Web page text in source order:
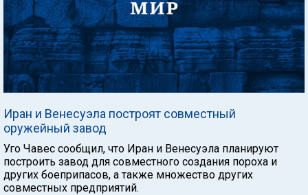
Иран и Венесуэла построят совместный
оружейный завод
Уго Чавес сообщил, что Иран и Венесуэла планируют
построить завод для совместного создания пороха и
других боеприпасов, а также множество других
совместных предприятий.